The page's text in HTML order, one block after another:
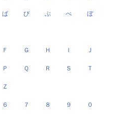
ば び ぶ べ ぼ
Ｆ Ｇ Ｈ Ｉ Ｊ
Ｐ Ｑ Ｒ Ｓ Ｔ
Ｚ
６ ７ ８ ９ ０